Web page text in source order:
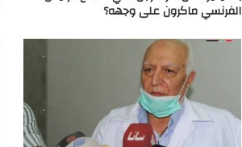
الفرنسي ماكرون على وجهه؟